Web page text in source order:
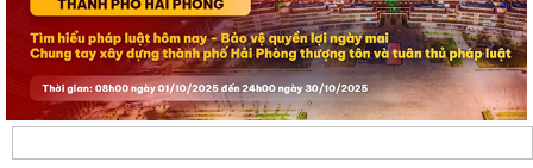
ĐỀN LIỆT SĨ PHƯỜNG AN BIÊN - LÊ CHÂN ĐÓN CÁC ĐOÀN ĐẠI BIỂU
ĐẾN DÂNG HƯƠNG, DÂNG HOA TƯỞNG NIỆM CÁC...
ĐỒNG CHÍ BÍ THƯ ĐẢNG ỦY, ĐỒNG CHÍ CHỦ TỊCH UBND PHƯỜNG AN
BIÊN ĐỐI THOẠI TRỰC TIẾP VỚI NHÂN DÂN NĂM...